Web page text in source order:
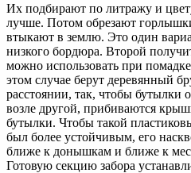
Их подбирают по литражу и
лучше. Потом обрезают
втыкают в землю. Это один
низкого бордюра. Второй
можно использовать при
этом случае берут деревянный
расстоянии, так, чтобы бутылки
возле другой, прибиваются
бутылки. Чтобы такой
был более устойчивым, его
ближе к донышкам и ближе к
Готовую секцию забора